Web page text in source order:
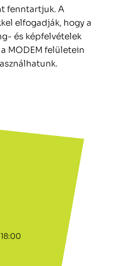
fenntartjuk. A
elfogadják, hogy a
és képfelvételek
MODEM felületein